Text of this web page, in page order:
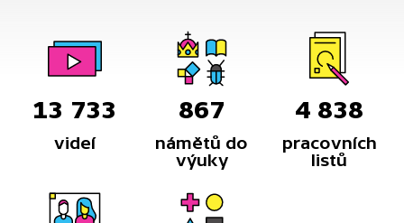
13 733
videí
867
námětů do
výuky
4 838
pracovních
listů